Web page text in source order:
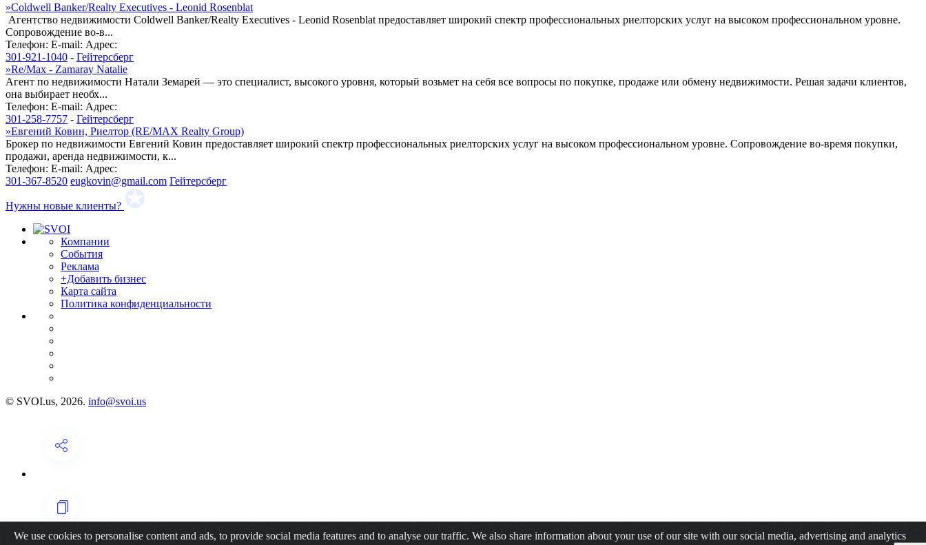
»Coldwell Banker/Realty Executives - Leonid Rosenblat
Агентство недвижимости Coldwell Banker/Realty Executives - Leonid Rosenblat предоставляет широкий спектр профессиональных риелторских услуг на высоком профессиональном уровне.
Сопровождение во-в...
Телефон: E-mail: Адрес:
301-921-1040 - Гейтерсберг
»Re/Max - Zamaray Natalie
Агент по недвижимости Натали Земарей — это специалист, высокого уровня, который возьмет на себя все вопросы по покупке, продаже или обмену недвижимости. Решая задачи клиентов,
она выбирает необх...
Телефон: E-mail: Адрес:
301-258-7757 - Гейтерсберг
»Евгений Ковин, Риелтор (RE/MAX Realty Group)
Брокер по недвижимости Евгений Ковин предоставляет широкий спектр профессиональных риелторских услуг на высоком профессиональном уровне. Сопровождение во-время покупки,
продажи, аренда недвижимости, к...
Телефон: E-mail: Адрес:
301-367-8520 eugkovin@gmail.com Гейтерсберг
Нужны новые клиенты?
Компании
События
Реклама
+Добавить бизнес
Карта сайта
Политика конфиденциальности
© SVOI.us, 2026. info@svoi.us
We use cookies to personalise content and ads, to provide social media features and to analyse our traffic. We also share information about your use of our site with our social media, advertising and analytics